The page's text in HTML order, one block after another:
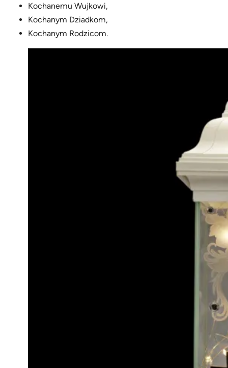
Kochanemu Wujkowi,
Kochanym Dziadkom,
Kochanym Rodzicom.